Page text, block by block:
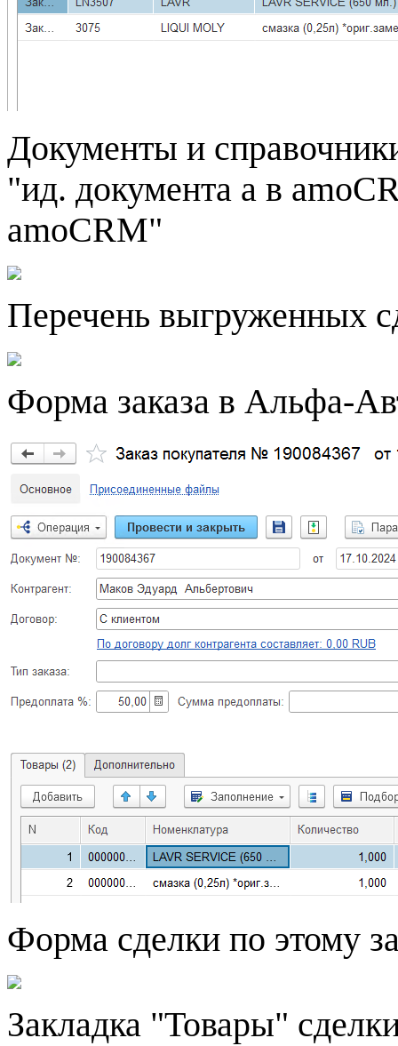
Документы и
"ид. документа а в
amoCRM"
Перечень выгруженных
Форма заказа в Альфа-
Форма сделки по этому
Закладка "Товары"